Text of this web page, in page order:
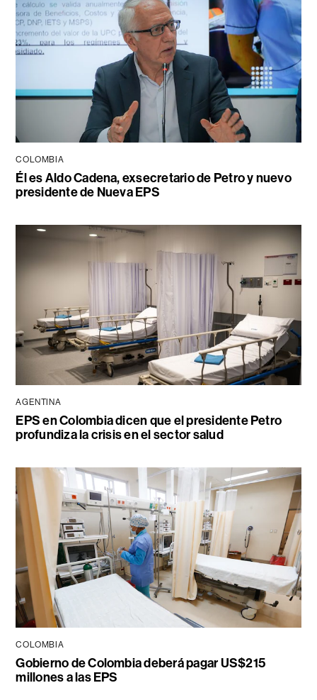
COLOMBIA
Él es Aldo Cadena, exsecretario de Petro y nuevo
presidente de Nueva EPS
AGENTINA
EPS en Colombia dicen que el presidente Petro
profundiza la crisis en el sector salud
COLOMBIA
Gobierno de Colombia deberá pagar US$215
millones a las EPS